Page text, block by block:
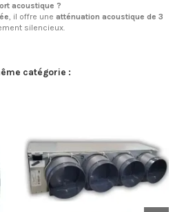
acoustique ?
, il offre une atténuation acoustique de 3
silencieux.
catégorie :